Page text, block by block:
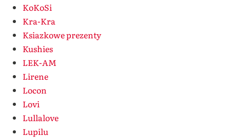
KoKoSi
Kra-Kra
Ksiazkowe prezenty
Kushies
LEK-AM
Lirene
Locon
Lovi
Lullalove
Lupilu